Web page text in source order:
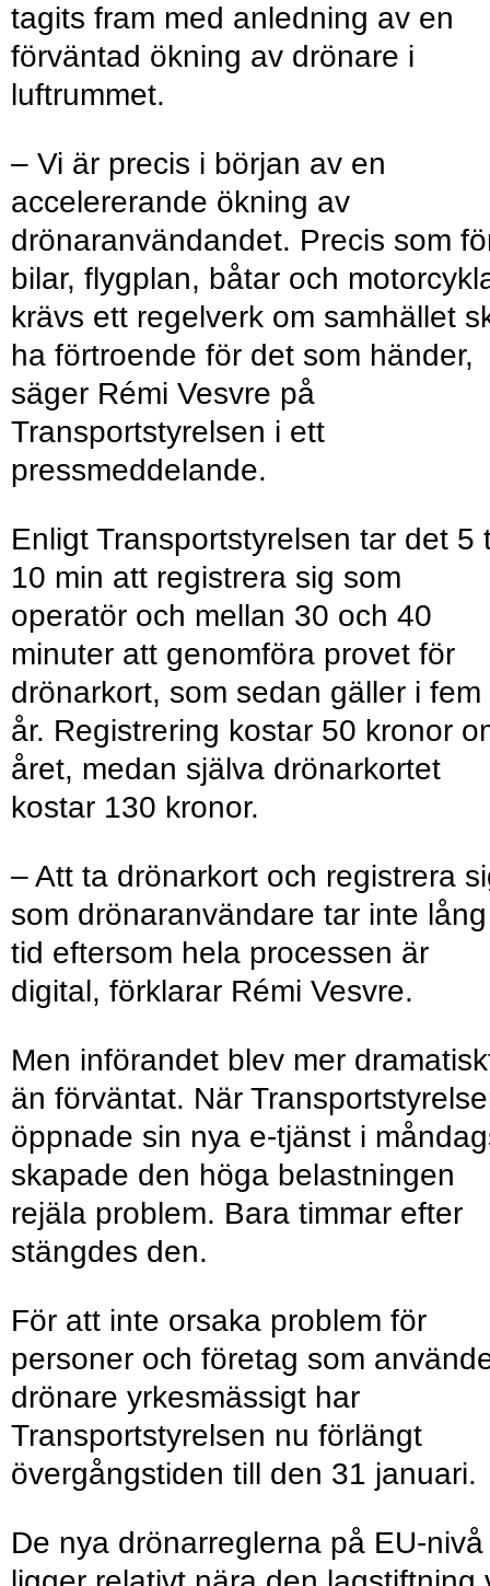
tagits fram med anledning av en
förväntad ökning av drönare i
luftrummet.
– Vi är precis i början av en
accelererande ökning av
drönaranvändandet. Precis som
bilar, flygplan, båtar och
krävs ett regelverk om samhället
ha förtroende för det som händer,
säger Rémi Vesvre på
Transportstyrelsen i ett
pressmeddelande.
Enligt Transportstyrelsen tar det 5
10 min att registrera sig som
operatör och mellan 30 och 40
minuter att genomföra provet för
drönarkort, som sedan gäller i fem
år. Registrering kostar 50 kronor
året, medan själva drönarkortet
kostar 130 kronor.
– Att ta drönarkort och registrera
som drönaranvändare tar inte lång
tid eftersom hela processen är
digital, förklarar Rémi Vesvre.
Men införandet blev mer
än förväntat. När
öppnade sin nya e-tjänst i
skapade den höga belastningen
rejäla problem. Bara timmar efter
stängdes den.
För att inte orsaka problem för
personer och företag som
drönare yrkesmässigt har
Transportstyrelsen nu förlängt
övergångstiden till den 31 januari.
De nya drönarreglerna på EU-nivå